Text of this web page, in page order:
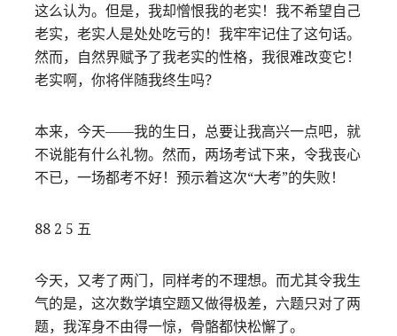
这么认为。但是，我却憎恨我的老实！我不希望自己
老实，老实人是处处吃亏的！我牢牢记住了这句话。
然而，自然界赋予了我老实的性格，我很难改变它！
老实啊，你将伴随我终生吗？
本来，今天——我的生日，总要让我高兴一点吧，就
不说能有什么礼物。然而，两场考试下来，令我丧心
不已，一场都考不好！预示着这次“大考”的失败！
88 2 5 五
今天，又考了两门，同样考的不理想。而尤其令我生
气的是，这次数学填空题又做得极差，六题只对了两
题，我浑身不由得一惊，骨骼都快松懈了。